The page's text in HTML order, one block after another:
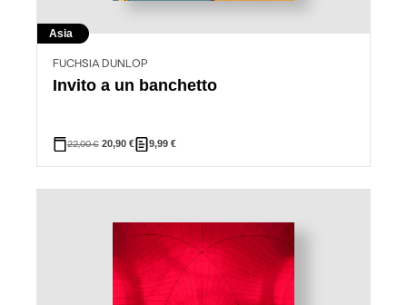
Asia
FUCHSIA DUNLOP
Invito a un banchetto
22,00€ 20,90 € 9,99 €